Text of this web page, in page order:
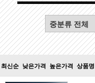
최신순 낮은가격 높은가격 상품명